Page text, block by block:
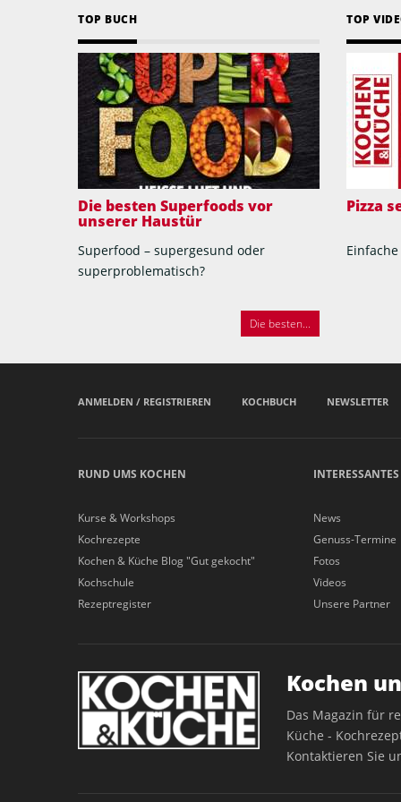
TOP BUCH
Die besten Superfoods vor
unserer Haustür
Superfood – supergesund oder
superproblematisch?
Die besten...
TOP
Pizza
ANMELDEN / REGISTRIEREN KOCHBUCH NEWSLETTER
RUND UMS KOCHEN
Kurse & Workshops
Kochrezepte
Kochen & Küche Blog "Gut gekocht"
Kochschule
Rezeptregister
News
Genuss-Termine
Fotos
Videos
Unsere Partner
Kochen
Das Magazin für
Küche -
Kontaktieren Sie